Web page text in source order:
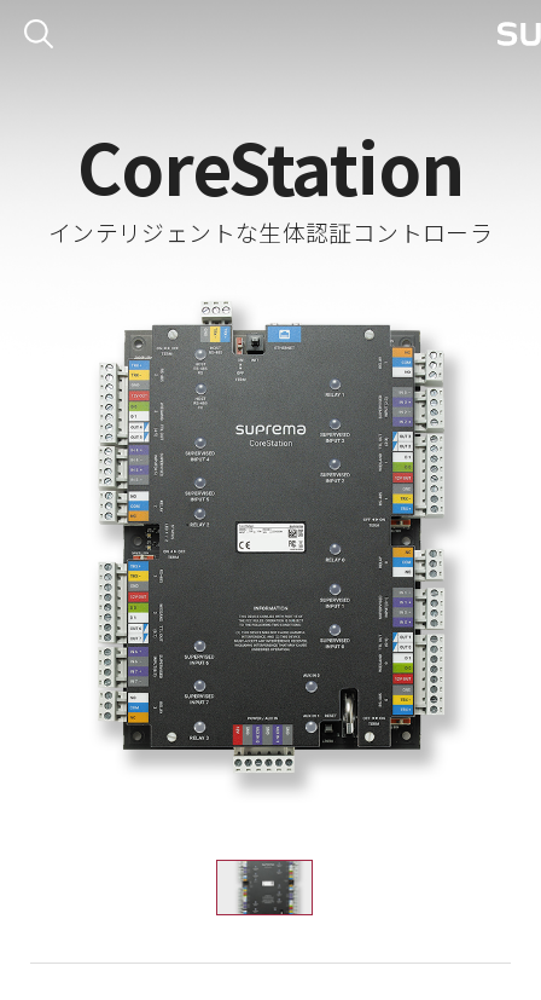
CoreStation
インテリジェントな生体認証コントローラ